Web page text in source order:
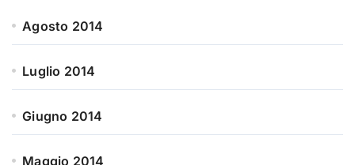
Agosto 2014
Luglio 2014
Giugno 2014
Maggio 2014